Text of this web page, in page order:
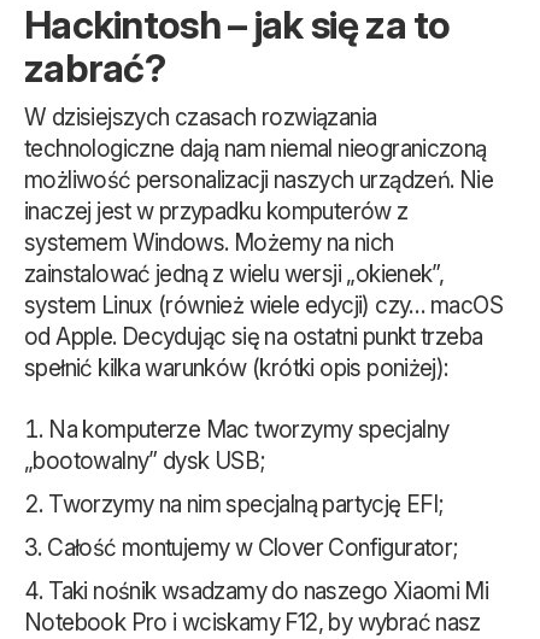
Hackintosh – jak się za to
zabrać?
W dzisiejszych czasach rozwiązania
technologiczne dają nam niemal nieograniczoną
możliwość personalizacji naszych urządzeń. Nie
inaczej jest w przypadku komputerów z
systemem Windows. Możemy na nich
zainstalować jedną z wielu wersji „okienek”,
system Linux (również wiele edycji) czy… macOS
od Apple. Decydując się na ostatni punkt trzeba
spełnić kilka warunków (krótki opis poniżej):
Na komputerze Mac tworzymy specjalny
„bootowalny” dysk USB;
Tworzymy na nim specjalną partycję EFI;
Całość montujemy w Clover Configurator;
Taki nośnik wsadzamy do naszego Xiaomi Mi
Notebook Pro i wciskamy F12, by wybrać nasz